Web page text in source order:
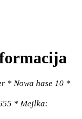
* Nowa hase 10 *
* Mejlka: